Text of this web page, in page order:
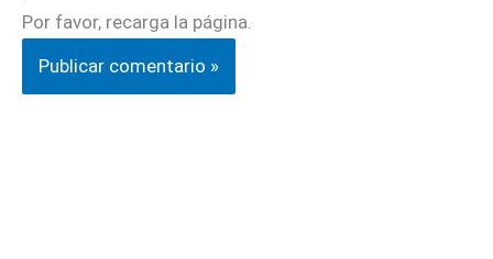
Por favor, recarga la página.